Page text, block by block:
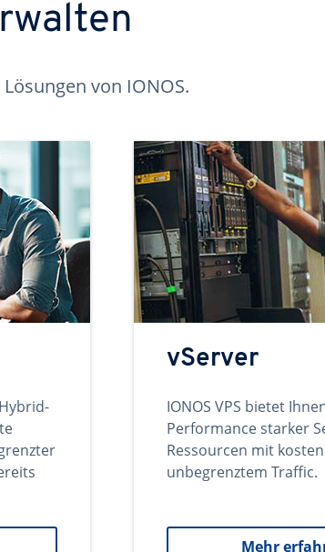
von IONOS.
vServer
IONOS VPS bietet
Performance starker
Ressourcen mit
unbegrenztem Traffic.
Mehr